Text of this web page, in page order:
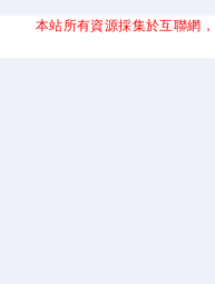
本站所有資源採集於互聯網